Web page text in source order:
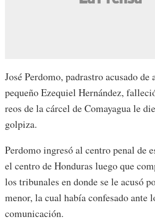
José Perdomo, padrastro acusado de
pequeño Ezequiel Hernández,
reos de la cárcel de Comayagua le
golpiza.
Perdomo ingresó al centro penal de
el centro de Honduras luego que
los tribunales en donde se le acusó
menor, la cual había confesado ante
comunicación.